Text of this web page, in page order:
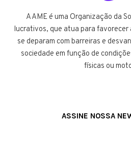
A AME é uma Organização da
lucrativos, que atua para favorecer
se deparam com barreiras e
sociedade em função de
físicas ou
ASSINE NOSSA